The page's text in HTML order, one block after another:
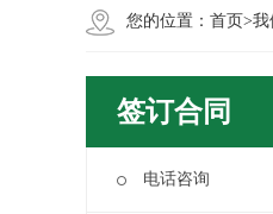
您的位置： 首页>我
签订合同
电话咨询